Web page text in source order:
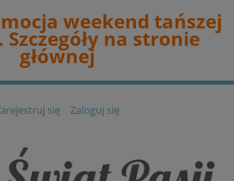
weekend tańszej
Szczegóły na stronie
głównej
się Zaloguj się